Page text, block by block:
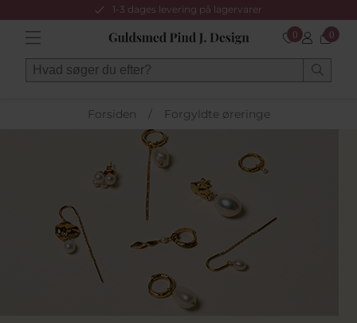
1-3 dages levering på lagervarer
0 0
Forsiden / Forgyldte øreringe